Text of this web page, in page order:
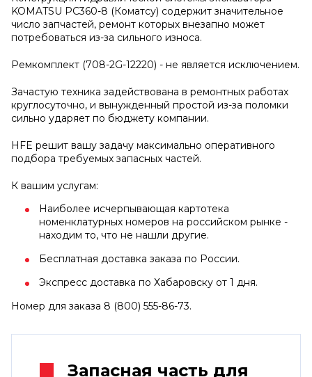
KOMATSU PC360-8 (Коматсу) содержит значительное
число запчастей, ремонт которых внезапно может
потребоваться из-за сильного износа.
Ремкомплект (708-2G-12220) - не является исключением.
Зачастую техника задействована в ремонтных работах
круглосуточно, и вынужденный простой из-за поломки
сильно ударяет по бюджету компании.
HFE решит вашу задачу максимально оперативного
подбора требуемых запасных частей.
К вашим услугам:
Наиболее исчерпывающая картотека
номенклатурных номеров на российском рынке -
находим то, что не нашли другие.
Бесплатная доставка заказа по России.
Экспресс доставка по Хабаровску от 1 дня.
Номер для заказа 8 (800) 555-86-73.
Запасная часть для